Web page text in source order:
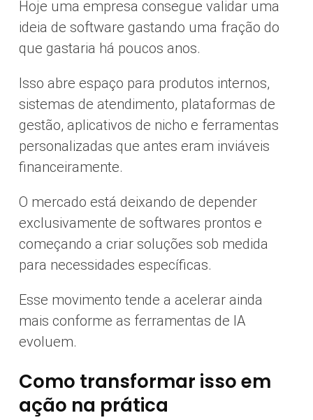
Hoje uma empresa consegue validar uma
ideia de software gastando uma fração do
que gastaria há poucos anos.
Isso abre espaço para produtos internos,
sistemas de atendimento, plataformas de
gestão, aplicativos de nicho e ferramentas
personalizadas que antes eram inviáveis
financeiramente.
O mercado está deixando de depender
exclusivamente de softwares prontos e
começando a criar soluções sob medida
para necessidades específicas.
Esse movimento tende a acelerar ainda
mais conforme as ferramentas de IA
evoluem.
Como transformar isso em
ação na prática